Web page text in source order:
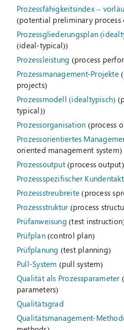
Prozessfähigkeitsindex –
(potential preliminary
Prozessgliederungsplan
(ideal-typical))
Prozessleistung (process
Prozessmanagement-Projekte
projects)
Prozessmodell (idealtypisch)
typical))
Prozessorganisation (process
Prozessorientiertes
oriented management system)
Prozessoutput(process output)
Prozessspezifischer Kundentakt
Prozessstreubreite (process
Prozessstruktur(process
Prüfanweisung (test
Prüfplan(control plan)
Prüfplanung (test planning)
Pull-System (pull system)
Qualität als Prozessparameter
parameters)
Qualitätsgrad
Qualitätsmanagement-